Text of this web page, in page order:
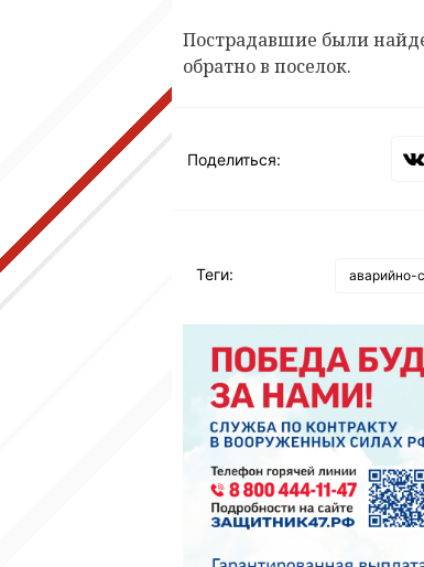
Пострадавшие были
обратно в поселок.
Поделиться:
Теги: аварийно-